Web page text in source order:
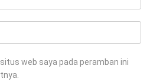
web saya pada peramban ini